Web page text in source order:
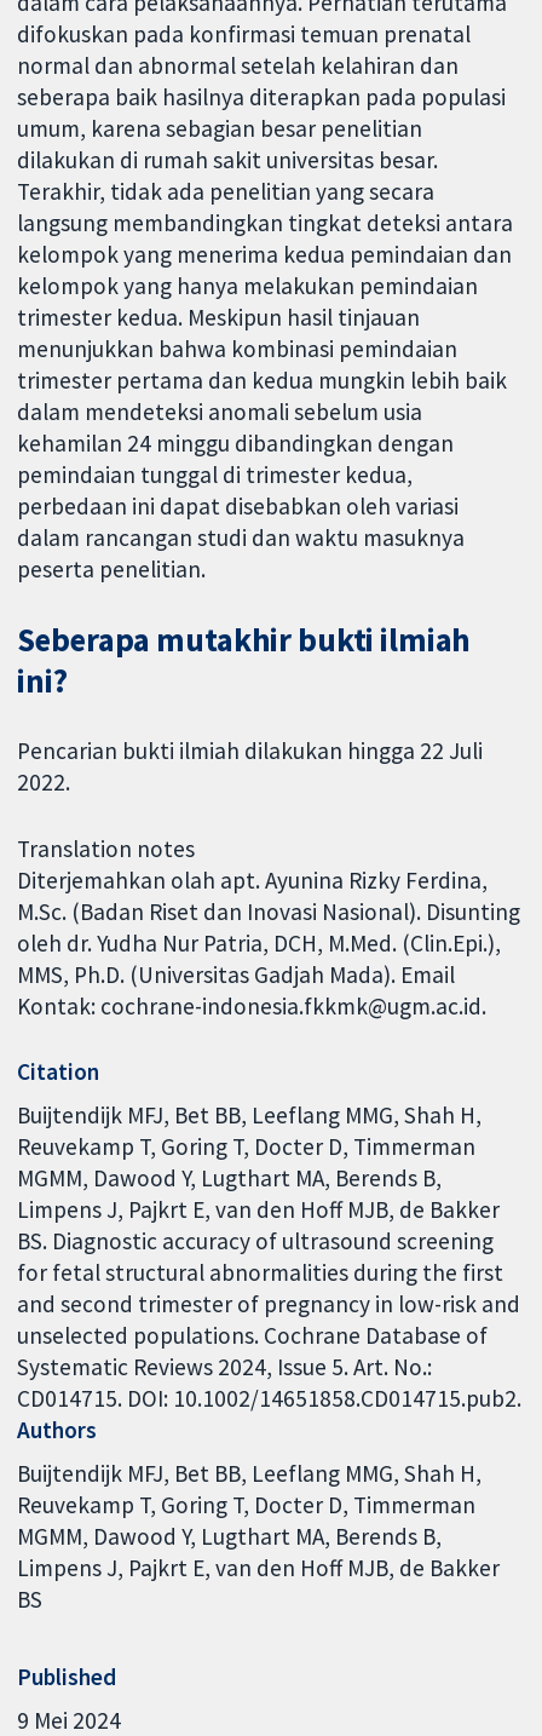
difokuskan pada konfirmasi temuan prenatal
normal dan abnormal setelah kelahiran dan
seberapa baik hasilnya diterapkan pada populasi
umum, karena sebagian besar penelitian
dilakukan di rumah sakit universitas besar.
Terakhir, tidak ada penelitian yang secara
langsung membandingkan tingkat deteksi antara
kelompok yang menerima kedua pemindaian dan
kelompok yang hanya melakukan pemindaian
trimester kedua. Meskipun hasil tinjauan
menunjukkan bahwa kombinasi pemindaian
trimester pertama dan kedua mungkin lebih baik
dalam mendeteksi anomali sebelum usia
kehamilan 24 minggu dibandingkan dengan
pemindaian tunggal di trimester kedua,
perbedaan ini dapat disebabkan oleh variasi
dalam rancangan studi dan waktu masuknya
peserta penelitian.
Seberapa mutakhir bukti ilmiah
ini?
Pencarian bukti ilmiah dilakukan hingga 22 Juli
2022.
Translation notes
Diterjemahkan olah apt. Ayunina Rizky Ferdina,
M.Sc. (Badan Riset dan Inovasi Nasional). Disunting
oleh dr. Yudha Nur Patria, DCH, M.Med. (Clin.Epi.),
MMS, Ph.D. (Universitas Gadjah Mada). Email
Kontak: cochrane-indonesia.fkkmk@ugm.ac.id.
Citation
Buijtendijk MFJ, Bet BB, Leeflang MMG, Shah H,
Reuvekamp T, Goring T, Docter D, Timmerman
MGMM, Dawood Y, Lugthart MA, Berends B,
Limpens J, Pajkrt E, van den Hoff MJB, de Bakker
BS. Diagnostic accuracy of ultrasound screening
for fetal structural abnormalities during the first
and second trimester of pregnancy in low-risk and
unselected populations. Cochrane Database of
Systematic Reviews 2024, Issue 5. Art. No.:
CD014715. DOI: 10.1002/14651858.CD014715.pub2.
Authors
Buijtendijk MFJ Bet BB Leeflang MMG Shah H
Reuvekamp T Goring T Docter D Timmerman
MGMM Dawood Y Lugthart MA Berends B
Limpens J Pajkrt E van den Hoff MJB de Bakker
BS
Published
9 Mei 2024